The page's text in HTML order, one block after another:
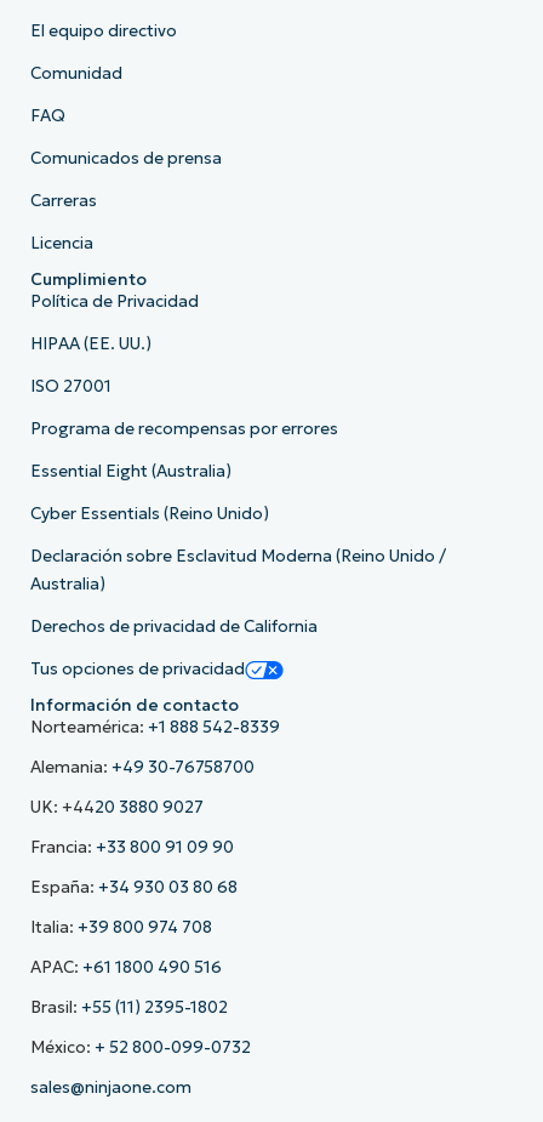
El equipo directivo
Comunidad
FAQ
Comunicados de prensa
Carreras
Licencia
Cumplimiento
Política de Privacidad
HIPAA (EE. UU.)
ISO 27001
Programa de recompensas por errores
Essential Eight (Australia)
Cyber Essentials (Reino Unido)
Declaración sobre Esclavitud Moderna (Reino Unido /
Australia)
Derechos de privacidad de California
Tus opciones de privacidad
Información de contacto
Norteamérica: +1 888 542-8339
Alemania: +49 30-76758700
UK: +4420 3880 9027
Francia: +33 800 91 09 90
España: +34 930 03 80 68
Italia: +39 800 974 708
APAC: +61 1800 490 516
Brasil: +55 (11) 2395-1802
México: + 52 800-099-0732
sales@ninjaone.com